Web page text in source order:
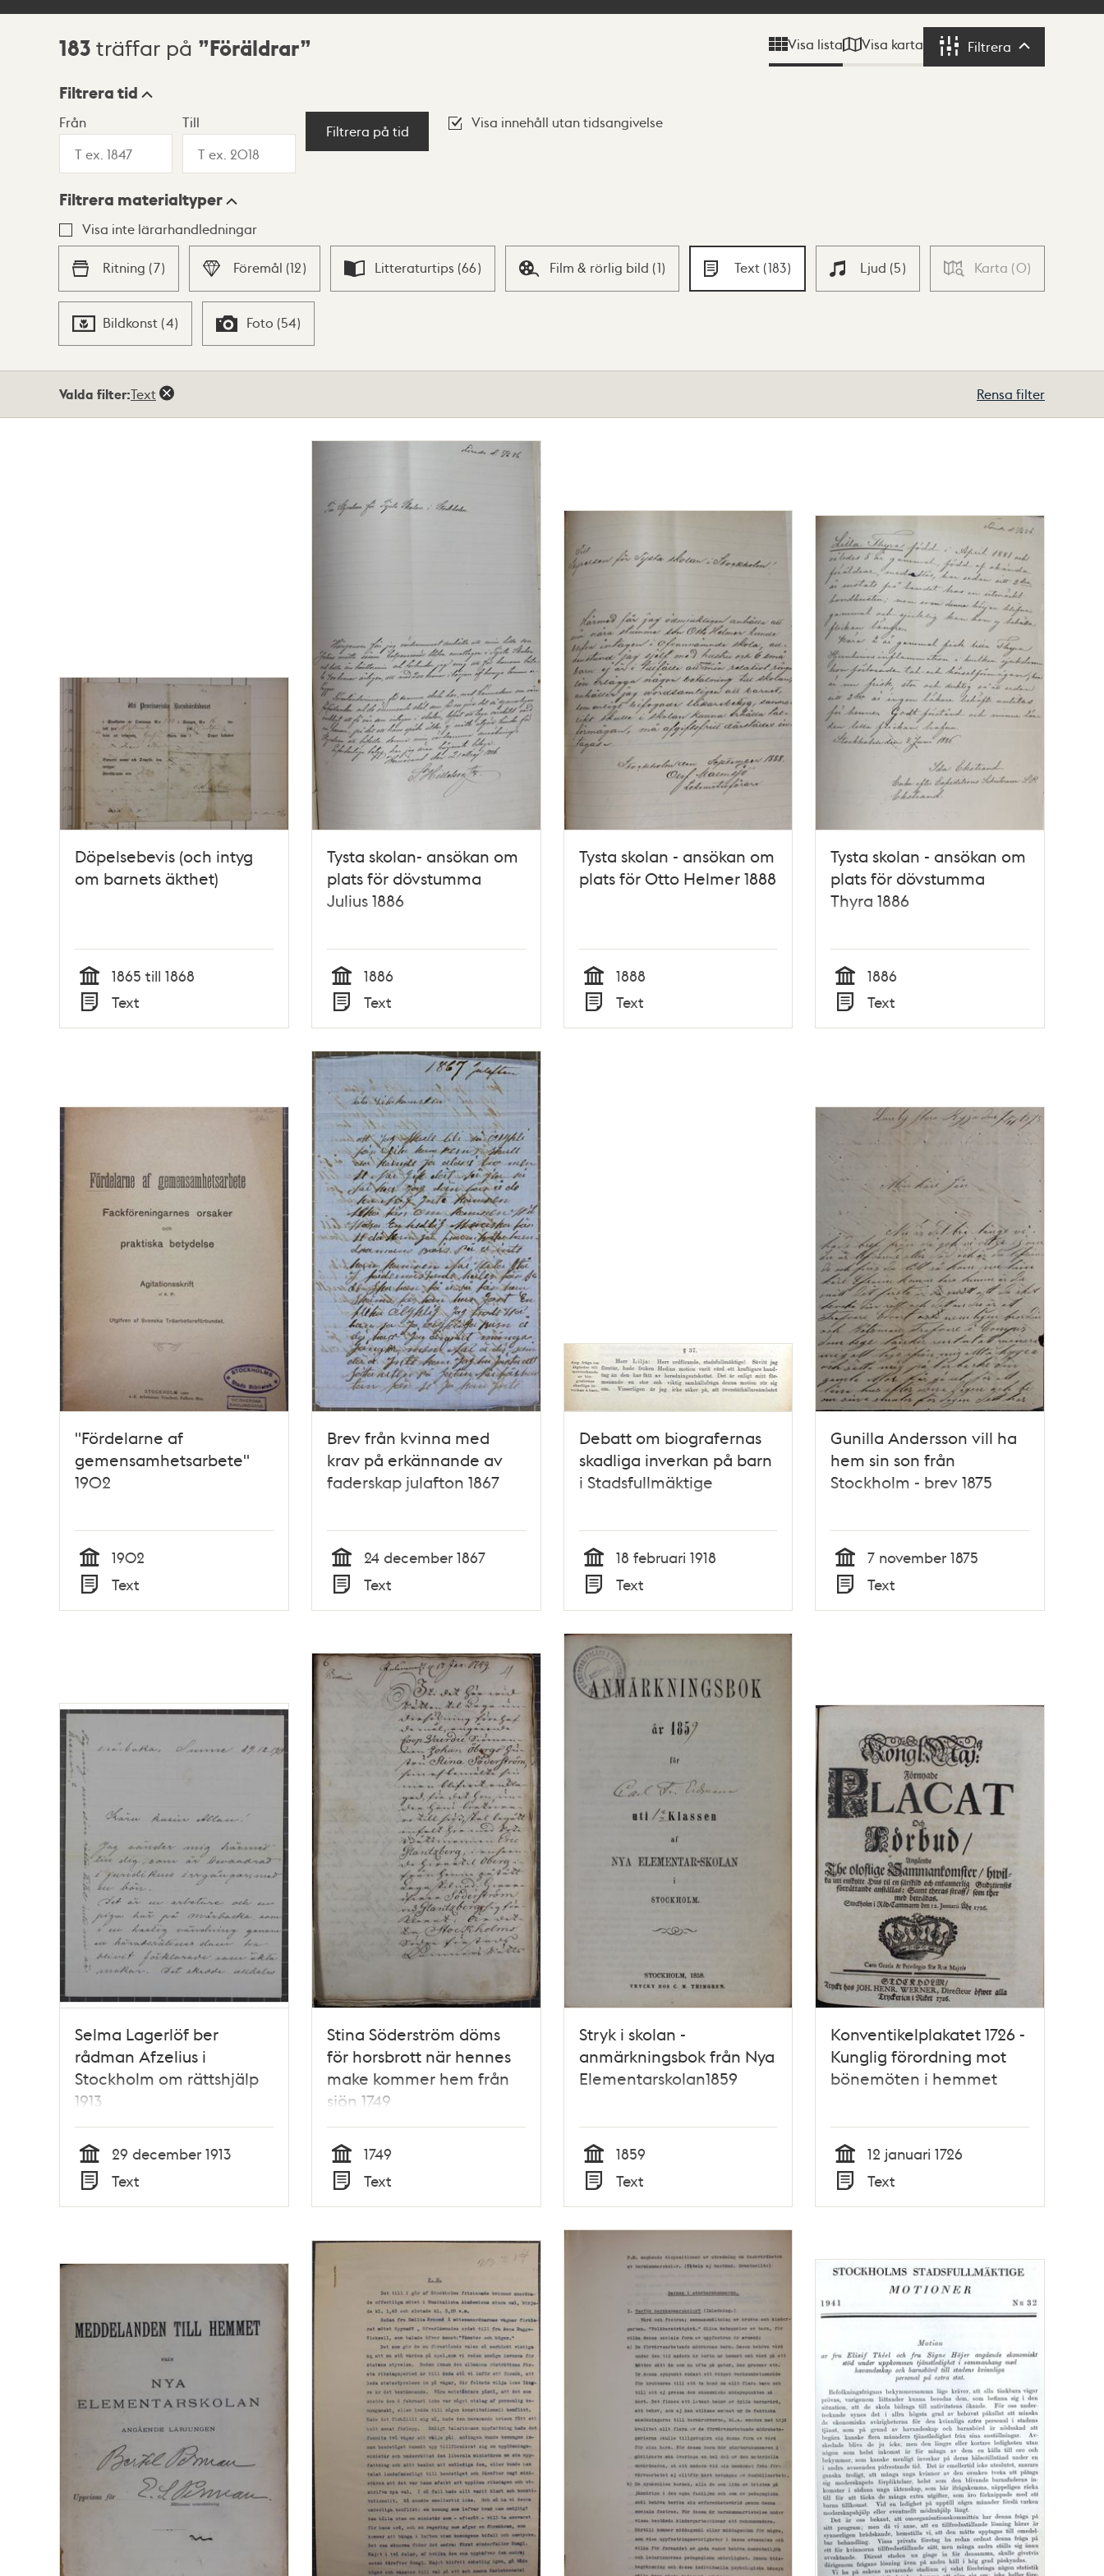
Sökresultat
183 träffar på Föräldrar Visa lista Visa karta Filtrera Filtrera
Visningsläge
Lista Karta
Filtrera tid
Från Till
Filtrera på tid
Visa innehåll utan tidsangivelse
Filtrera materialtyper
Visa inte lärarhandledningar
Ritning (7) Föremål (12) Litteraturtips (66) Film & rörlig bild (1) Text (183) Ljud (5) Karta (0)
Bildkonst (4) Foto (54)
träffarValda filter:Text Rensa filter
Döpelsebevis (och intyg
om barnets äkthet)
Tid
1865 till 1868
Typ
Text
Tysta skolan- ansökan om
plats för dövstumma
Julius 1886
Tid
1886
Typ
Text
Tysta skolan - ansökan om
plats för Otto Helmer 1888
Tid
1888
Typ
Text
Tysta skolan - ansökan om
plats för dövstumma
Thyra 1886
Tid
1886
Typ
Text
"Fördelarne af
gemensamhetsarbete"
1902
Tid
1902
Typ
Text
Brev från kvinna med
krav på erkännande av
faderskap julafton 1867
Tid
24 december 1867
Typ
Text
Debatt om biografernas
skadliga inverkan på barn
i Stadsfullmäktige
Tid
18 februari 1918
Typ
Text
Gunilla Andersson vill ha
hem sin son från
Stockholm - brev 1875
Tid
7 november 1875
Typ
Text
Selma Lagerlöf ber
rådman Afzelius i
Stockholm om rättshjälp
1913
Tid
29 december 1913
Typ
Text
Stina Söderström döms
för horsbrott när hennes
make kommer hem från
sjön 1749
Tid
1749
Typ
Text
Stryk i skolan -
anmärkningsbok från Nya
Elementarskolan1859
Tid
1859
Typ
Text
Konventikelplakatet 1726 -
Kunglig förordning mot
bönemöten i hemmet
Tid
12 januari 1726
Typ
Text